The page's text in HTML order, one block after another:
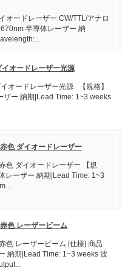
オードレーザー CW/TTL/アナロ
半導体レーザー 納
オードレーザー光源
オードレーザー光源 【規格】
ー 納期|Lead Time: 1~3 weeks
色 ダイオードレーザー
色 ダイオードレーザー 【規
レーザー 納期|Lead Time: 1~3
色 レーザービーム
色 レーザービーム [仕様] 商品
納期|Lead Time: 1~3 weeks 波